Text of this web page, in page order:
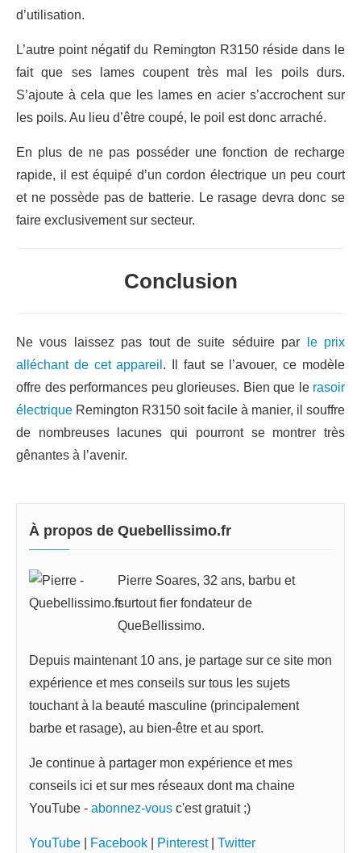
d’utilisation.
L’autre point négatif du Remington R3150 réside dans le
fait que ses lames coupent très mal les poils durs.
S’ajoute à cela que les lames en acier s’accrochent sur
les poils. Au lieu d’être coupé, le poil est donc arraché.
En plus de ne pas posséder une fonction de recharge
rapide, il est équipé d’un cordon électrique un peu court
et ne possède pas de batterie. Le rasage devra donc se
faire exclusivement sur secteur.
Conclusion
Ne vous laissez pas tout de suite séduire par
le prix
alléchant de cet appareil . Il faut se l’avouer, ce modèle
offre des performances peu glorieuses. Bien que le rasoir
électrique Remington R3150 soit facile à manier, il souffre
de nombreuses lacunes qui pourront se montrer très
gênantes à l’avenir.
À propos de Quebellissimo.fr
Pierre Soares, 32 ans, barbu et
surtout fier fondateur de
QueBellissimo.
Depuis maintenant 10 ans, je partage sur ce site mon
expérience et mes conseils sur tous les sujets
touchant à la beauté masculine (principalement
barbe et rasage), au bien-être et au sport.
Je continue à partager mon expérience et mes
conseils ici et sur mes réseaux dont ma chaine
YouTube - abonnez-vous c'est gratuit ;)
YouTube Facebook Pinterest| Twitter